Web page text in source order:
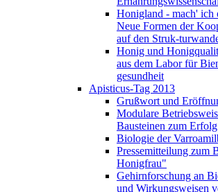
Honigland - mach' ich
Neue Formen der
auf den Struk-
Honig und
aus dem Labor für
gesundheit
Apisticus-Tag 2013
Grußwort und
Modulare
Bausteinen zum Erfolg
Biologie der
Pressemitteilung zum
Honigfrau"
Gehirnforschung an
und Wirkungsweisen